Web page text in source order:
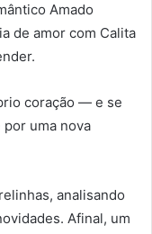
Amado
de amor com Calita
coração — e se
uma nova
analisando
Afinal, um